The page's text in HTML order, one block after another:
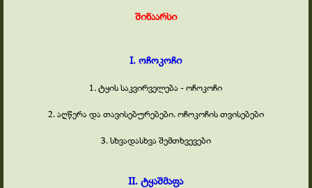
შინაარსი
I. ოჩოკოჩი
1. ტყის საკვირველება -ოჩოკოჩი
2. აღწერა და თავისებურებები. ოჩოკოჩის თვისებები
3. სხვადასხვა შემთხვევები
II. ტყაშმაფა